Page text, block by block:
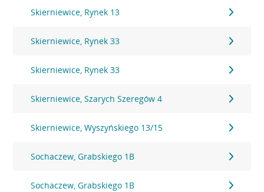
Skierniewice, Rynek 13
Skierniewice, Rynek 33
Skierniewice, Rynek 33
Skierniewice, Szarych Szeregów 4
Skierniewice, Wyszyńskiego 13/15
Sochaczew, Grabskiego 1B
Sochaczew, Grabskiego 1B